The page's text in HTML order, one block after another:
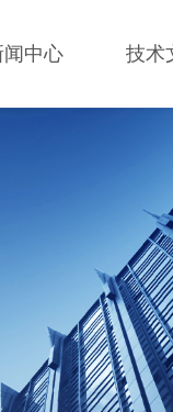
闻中心 技术